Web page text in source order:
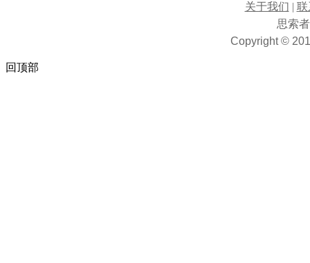
关于我们 | 联
思索
Copyright ©
回顶部